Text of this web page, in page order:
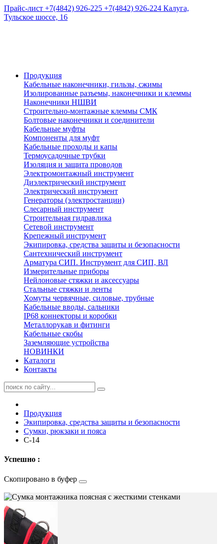
Прайс-лист +7(4842) 926-225 +7(4842) 926-224 Калуга,
Тульское шоссе, 16
Продукция
Кабельные наконечники, гильзы, сжимы
Изолированные разъемы, наконечники и клеммы
Наконечники НШВИ
Строительно-монтажные клеммы СМК
Болтовые наконечники и соединители
Кабельные муфты
Компоненты для муфт
Кабельные проходы и капы
Термоусадочные трубки
Изоляция и защита проводов
Электромонтажный инструмент
Диэлектрический инструмент
Электрический инструмент
Генераторы (электростанции)
Слесарный инструмент
Строительная гидравлика
Сетевой инструмент
Крепежный инструмент
Экипировка, средства защиты и безопасности
Сантехнический инструмент
Арматура СИП. Инструмент для СИП, ВЛ
Измерительные приборы
Нейлоновые стяжки и аксессуары
Стальные стяжки и ленты
Хомуты червячные, силовые, трубные
Кабельные вводы, сальники
IP68 коннекторы и коробки
Металлорукав и фитинги
Кабельные скобы
Заземляющие устройства
НОВИНКИ
Каталоги
Контакты
Продукция
Экипировка, средства защиты и безопасности
Сумки, рюкзаки и пояса
С-14
Успешно :
Скопировано в буфер